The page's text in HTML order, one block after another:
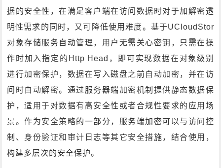
据的安全性，在满足客户端在访问数据时对于加解密透
明性需求的同时，又可降低使用难度。基于UCloudStor
对象存储服务自动管理，用户无需关心密钥，只需在操
作时加入指定的Http Head，即可实现数据在对象级别
进行加密保护，数据在写入磁盘之前自动加密，并在访
问时自动解密。通过服务器端加密机制提供静态数据保
护，适用于对数据有高安全性或者合规性要求的应用场
景。作为安全策略的一部分，服务端加密可以与访问控
制、身份验证和审计日志等其它安全措施，结合使用，
构建多层次的安全保护。